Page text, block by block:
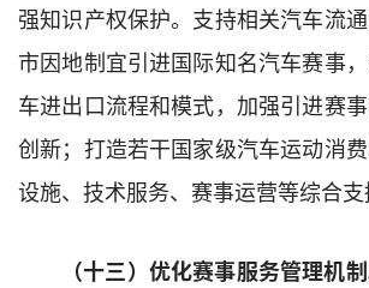
强知识产权保护。支持相关汽车流
市因地制宜引进国际知名汽车赛事
车进出口流程和模式，加强引进赛
创新；打造若干国家级汽车运动消
设施、技术服务、赛事运营等综合支
（十三）优化赛事服务管理机制